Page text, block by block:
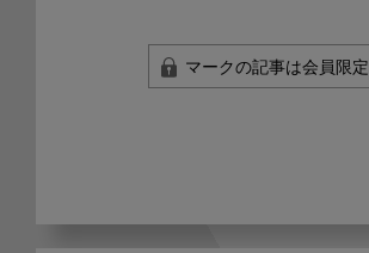
マークの記事は会員限定